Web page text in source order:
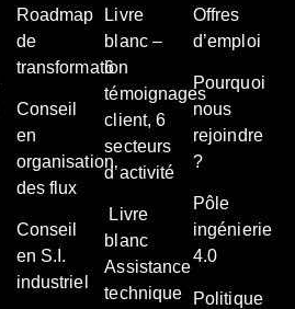
Roadmap
de
transformation
Conseil
en
organisation
des flux
Conseil
en S.I.
industriel
Livre
blanc –
6
témoignages
client, 6
secteurs
d’activité
Livre
blanc
Assistance
technique
Offres
d’emploi
Pourquoi
nous
rejoindre
?
Pôle
ingénierie
4.0
Politique